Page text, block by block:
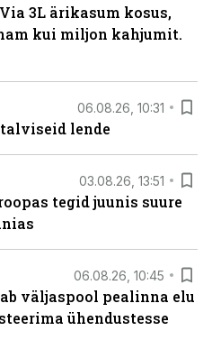
3L ärikasum kosus,
kui miljon kahjumit.
06.08.26, 10:31
lende
03.08.26, 13:51
tegid juunis suure
06.08.26, 10:45
väljaspool pealinna elu
ühendustesse